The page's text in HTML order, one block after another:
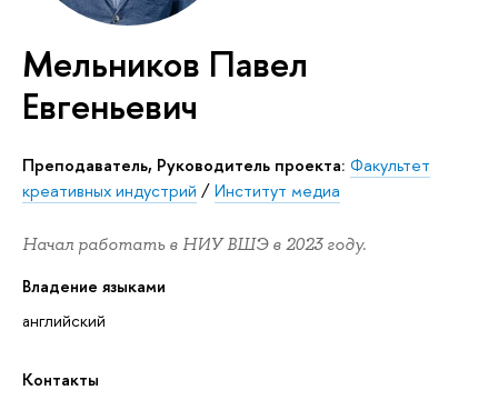
Мельников Павел
Евгеньевич
Преподаватель, Руководитель проекта: Факультет
креативных индустрий /Институт медиа
Начал работать в НИУ ВШЭ в 2023 году.
Владение языками
английский
Контакты